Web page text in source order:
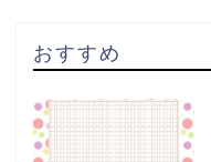
おすすめ